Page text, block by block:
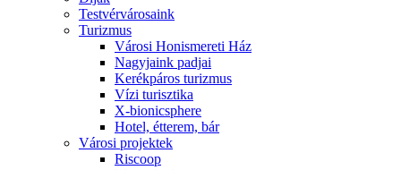
Testvérvárosaink
Turizmus
Városi Honismereti Ház
Nagyjaink padjai
Kerékpáros turizmus
Vízi turisztika
X-bionicsphere
Hotel, étterem, bár
Városi projektek
Riscoop